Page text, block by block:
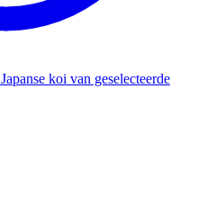
Japanse koi van geselecteerde